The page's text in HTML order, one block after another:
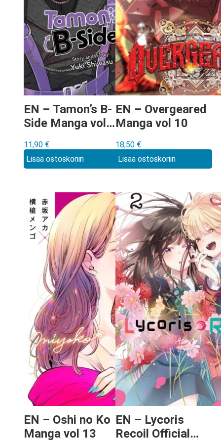
EN – Tamon’s B-
Side Manga vol
11,90 €
Lisää ostoskoriin
EN – Overgeared
Manga vol 10
18,50 €
Lisää ostoskoriin
EN – Oshi no Ko
Manga vol 13
EN – Lycoris
Recoil Official